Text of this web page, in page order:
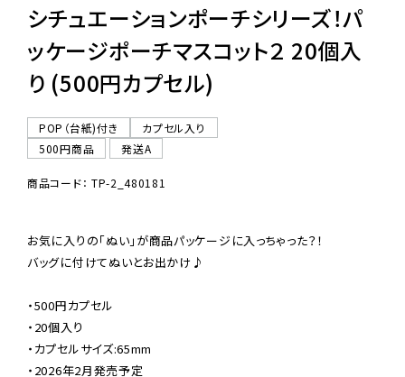
06-6282-7659
シチュエーションポーチシリーズ！パ
ッケージポーチマスコット２ 20個入
り (500円カプセル)
POP（台紙)付き
カプセル入り
500円商品
発送A
商品コード： TP-2_480181
お気に入りの「ぬい」が商品パッケージに入っちゃった？！
バッグに付けてぬいとお出かけ♪
・500円カプセル
・20個入り
・カプセルサイズ:65mm
・2026年2月発売予定